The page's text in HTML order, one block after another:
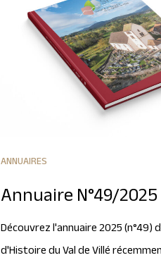
ANNUAIRES
Annuaire N°49/2025
Découvrez l'annuaire 2025 (n°49)
d'Histoire du Val de Villé